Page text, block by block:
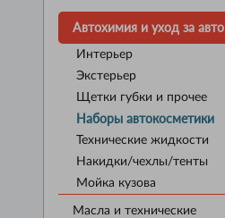
Автохимия и уход за авто
Интерьер
Экстерьер
Щетки губки и прочее
Наборы автокосметики
Технические жидкости
Накидки/чехлы/тенты
Мойка кузова
Масла и технические